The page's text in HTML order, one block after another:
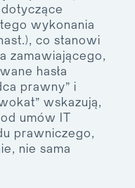
wykonania
co stanowi
zamawiającego,
hasła
prawny” i
wskazują,
umów IT
prawniczego,
nie sama